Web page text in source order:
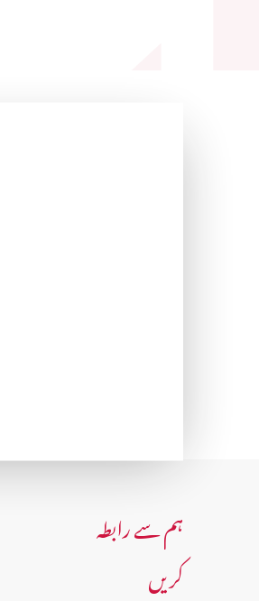
ہم سے رابطہ
کریں